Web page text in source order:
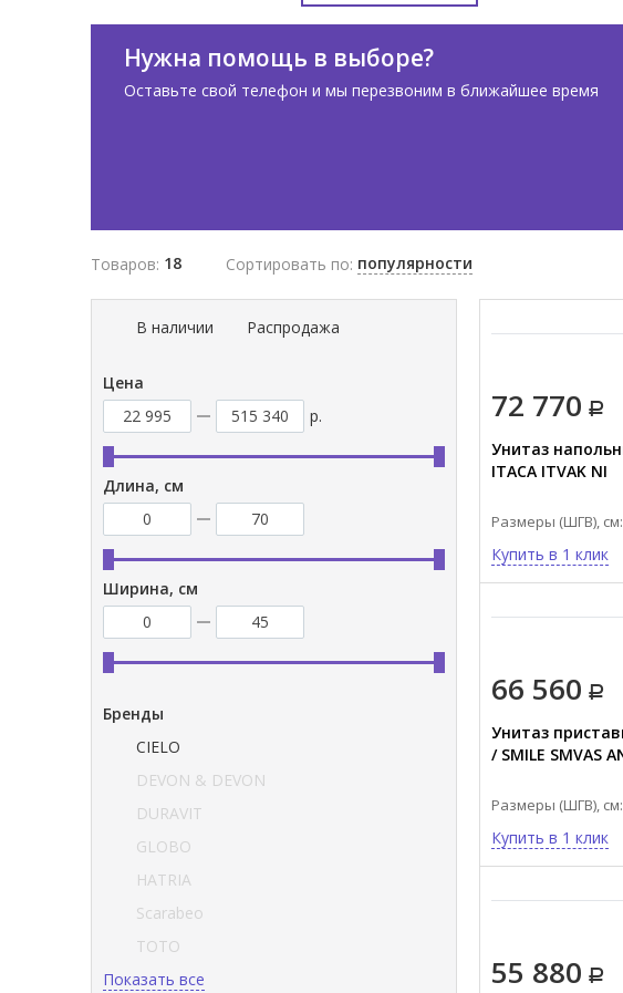
В наличии Распродажа
Цена
р.
Длина, см
Ширина, см
Бренды
CIELO
DEVON & DEVON
DURAVIT
GLOBO
HATRIA
Scarabeo
TOTO
Показать все
Нужна помощь в выборе?
Оставьте свой телефон и мы перезвоним в ближайшее время
Товаров: 18 Сортировать по: популярности
72 770
Унитаз
ITACA ITVAK NI
Размеры (ШГВ), см:
Купить в 1 клик
66 560
Унитаз
/ SMILE SMVAS
Размеры (ШГВ), см:
Купить в 1 клик
55 880